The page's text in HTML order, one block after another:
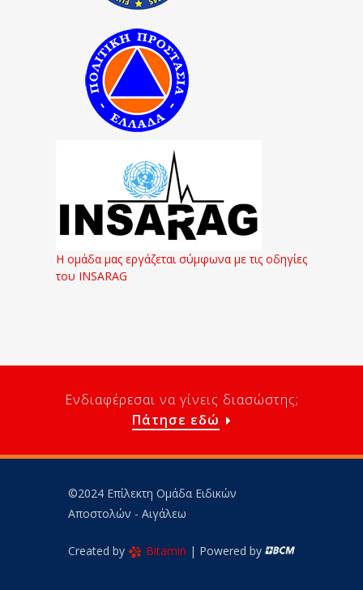
Η ομάδα μας εργάζεται σύμφωνα με τις οδηγίες
του INSARAG
Ενδιαφέρεσαι να γίνεις διασώστης;
Πάτησε εδώ
©2024 Επίλεκτη Ομάδα Ειδικών
Αποστολών - Αιγάλεω
Created by Bitamin | Powered by